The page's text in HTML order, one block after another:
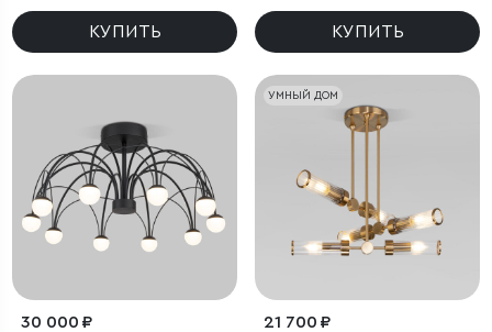
фактурного стекла
КУПИТЬ КУПИТЬ
30 000 ₽
УМНЫЙ ДОМ
21 700 ₽